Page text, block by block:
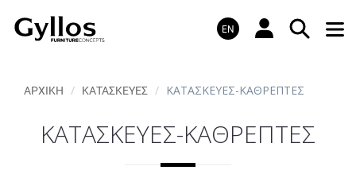
EN
ΑΡΧΙΚΗ ΚΑΤΑΣΚΕΥΕΣ ΚΑΤΑΣΚΕΥΕΣ-ΚΑΘΡΕΠΤΕΣ
ΚΑΤΑΣΚΕΥΕΣ-ΚΑΘΡΕΠΤΕΣ